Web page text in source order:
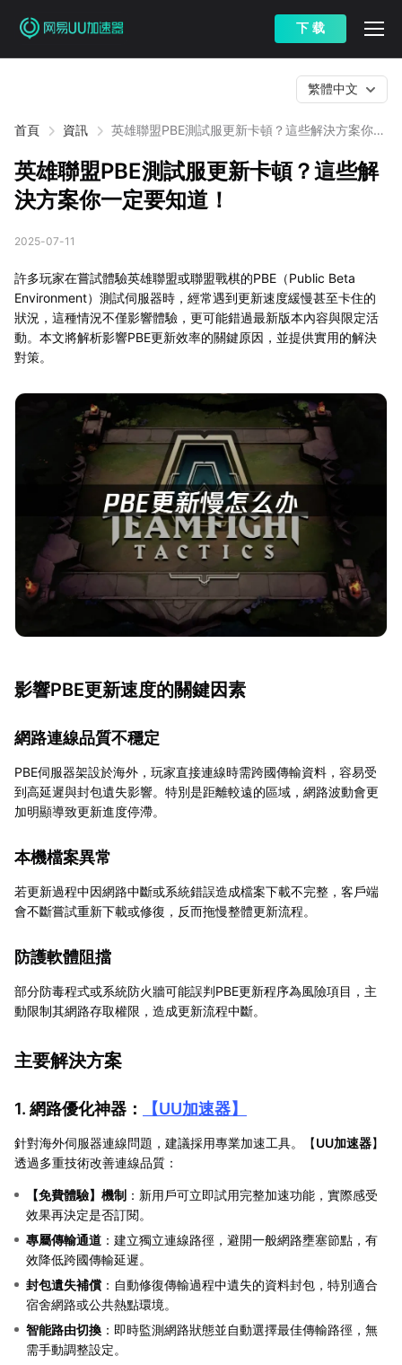
下 载
首頁 資訊
英雄聯盟PBE測試服更新卡頓？這些解決方案你一
繁體中文
英雄聯盟PBE測試服更新卡頓？這些解
決方案你一定要知道！
2025-07-11
許多玩家在嘗試體驗英雄聯盟或聯盟戰棋的PBE（Public Beta
Environment）測試伺服器時，經常遇到更新速度緩慢甚至卡住的
狀況，這種情況不僅影響體驗，更可能錯過最新版本內容與限定活
動。本文將解析影響PBE更新效率的關鍵原因，並提供實用的解決
對策。
影響PBE更新速度的關鍵因素
網路連線品質不穩定
PBE伺服器架設於海外，玩家直接連線時需跨國傳輸資料，容易受
到高延遲與封包遺失影響。特別是距離較遠的區域，網路波動會更
加明顯導致更新進度停滯。
本機檔案異常
若更新過程中因網路中斷或系統錯誤造成檔案下載不完整，客戶端
會不斷嘗試重新下載或修復，反而拖慢整體更新流程。
防護軟體阻擋
部分防毒程式或系統防火牆可能誤判PBE更新程序為風險項目，主
動限制其網路存取權限，造成更新流程中斷。
主要解決方案
1. 網路優化神器： 【UU加速器】
針對海外伺服器連線問題，建議採用專業加速工具。【UU加速器】
透過多重技術改善連線品質：
【免費體驗】機制 ：新用戶可立即試用完整加速功能，實際感受
效果再決定是否訂閱。
專屬傳輸通道 ：建立獨立連線路徑，避開一般網路壅塞節點，有
效降低跨國傳輸延遲。
封包遺失補償 ：自動修復傳輸過程中遺失的資料封包，特別適合
宿舍網路或公共熱點環境。
智能路由切換 ：即時監測網路狀態並自動選擇最佳傳輸路徑，無
需手動調整設定。